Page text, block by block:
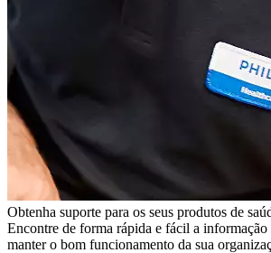
Obtenha suporte para os seus produtos de
Encontre de forma rápida e fácil a informação
manter o bom funcionamento da sua